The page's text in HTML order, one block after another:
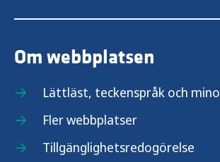
Om webbplatsen
Lättläst, teckenspråk och
Fler webbplatser
Tillgänglighetsredogörelse